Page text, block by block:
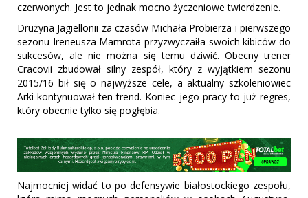
czerwonych. Jest to jednak mocno życzeniowe twierdzenie.
Drużyna Jagiellonii za czasów Michała Probierza i pierwszego
sezonu Ireneusza Mamrota przyzwyczaiła swoich kibiców do
sukcesów, ale nie można się temu dziwić. Obecny trener
Cracovii zbudował silny zespół, który z wyjątkiem sezonu
2015/16 bił się o najwyższe cele, a aktualny szkoleniowiec
Arki kontynuował ten trend. Koniec jego pracy to już regres,
który obecnie tylko się pogłębia.
Najmocniej widać to po defensywie białostockiego zespołu,